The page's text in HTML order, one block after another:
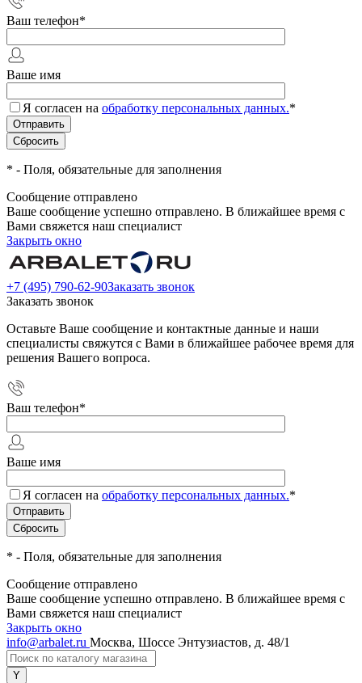
Ваш телефон*
Ваше имя
Я согласен на обработку персональных данных.*
* - Поля, обязательные для заполнения
Сообщение отправлено
Ваше сообщение успешно отправлено. В ближайшее время с
Вами свяжется наш специалист
Закрыть окно
+7 (495) 790-62-90Заказать звонок
Заказать звонок
Оставьте Ваше сообщение и контактные данные и наши
специалисты свяжутся с Вами в ближайшее рабочее время для
решения Вашего вопроса.
Ваш телефон*
Ваше имя
Я согласен на обработку персональных данных.*
* - Поля, обязательные для заполнения
Сообщение отправлено
Ваше сообщение успешно отправлено. В ближайшее время с
Вами свяжется наш специалист
Закрыть окно
info@arbalet.ru Москва, Шоссе Энтузиастов, д. 48/1